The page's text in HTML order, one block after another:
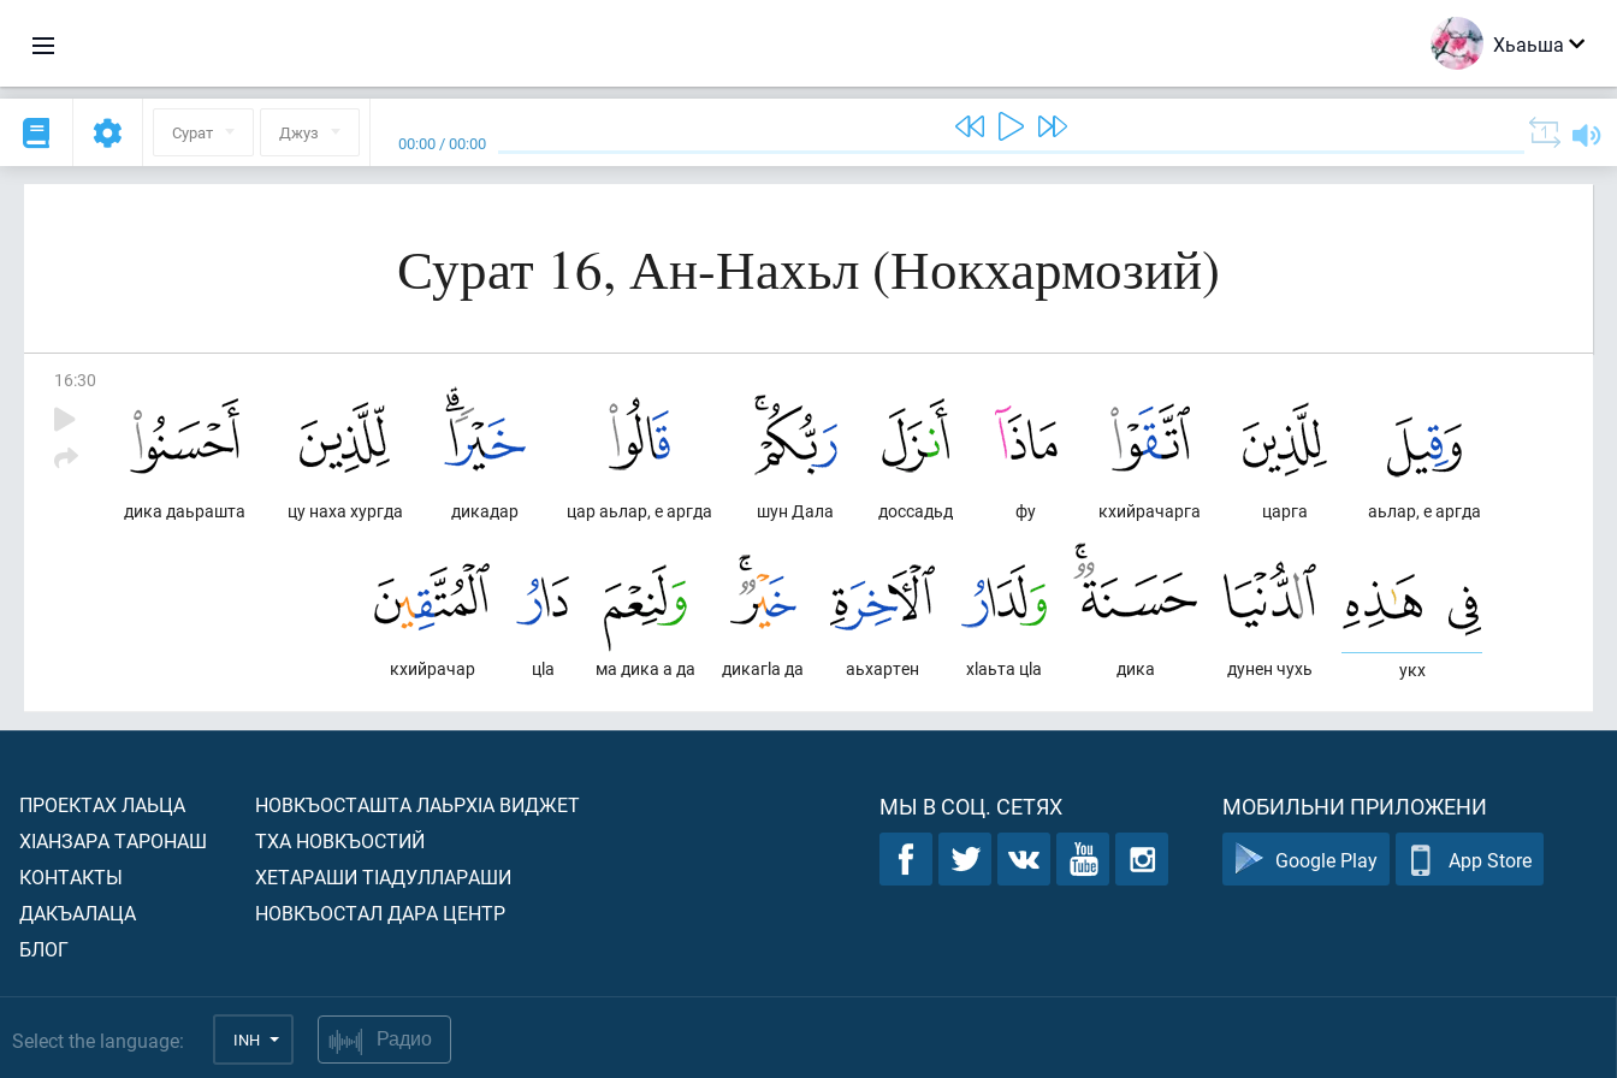
Хьаьша
Сурат Джуз 00:00 /00:00
Сурат 16, Ан-Нахьл (Нокхармозий)
16:30
аьлар, е аргда
царга
кхийрачарга
фу
доссадьд
шун Дала
цар аьлар, е аргда
дикадар
цу наха хургда
дика даьрашта
укх
дунен чухь
дика
хlаьта цlа
аьхартен
дикагlа да
ма дика а да
цlа
кхийрачар
ПРОЕКТАХ ЛАЬЦА
ХIАНЗАРА ТАРОНАШ
КОНТАКТЫ
ДАКЪАЛАЦА
БЛОГ
НОВКЪОСТАШТА ЛАЬРХIА ВИДЖЕТ
ТХА НОВКЪОСТИЙ
ХЕТАРАШИ ТIАДУЛЛАРАШИ
НОВКЪОСТАЛ ДАРА ЦЕНТР
МЫ В СОЦ. СЕТЯХ МОБИЛЬНИ ПРИЛОЖЕНИ
Google Play App Store
Select the language: INH Радио